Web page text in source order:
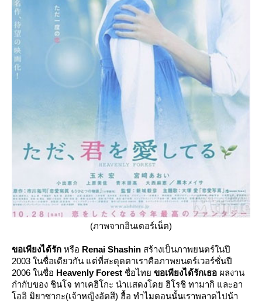
(ภาพจากอินเตอร์เน็ต)
ขอเพียงได้รัก หรือ Renai Shashin สร้างเป็นภาพยนตร์ในปี
2003 ในชื่อเดียวกัน แต่ที่สะดุดตาเราคือภาพยนตร์เวอร์ชั่นปี
2006 ในชื่อ Heavenly Forest ชื่อไท ขอเพียงได้รักเธอ ผลงาน
กำกับของ ชินโจ ทาเคฮิโกะ นำแสดงโดย ฮิโรชิ ทามากิ และอา
ออิ มิยาซากะ(เจ้าหญิงอัตสึ) ฮื้อ ทำไมตอนนั้นเราพลาดไปน้า